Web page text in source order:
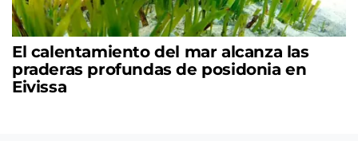
El calentamiento del mar alcanza las
praderas profundas de posidonia en
Eivissa